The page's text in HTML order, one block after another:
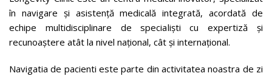
în navigare și asistență medicală integrată, acordată de
echipe multidisciplinare de specialiști cu expertiză și
recunoaștere atât la nivel național, cât și internațional.
Navigatia de pacienti este parte din activitatea noastra de zi